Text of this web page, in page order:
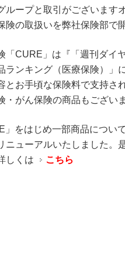
ループと取引がございます
険の取扱いを弊社保険部で
「CURE」は『「週刊ダイ
ランキング（医療保険）」
とお手頃な保険料で支持さ
・がん保険の商品もござい
をはじめ一部商品につい
ニューアルいたしました。
しくは
こちら